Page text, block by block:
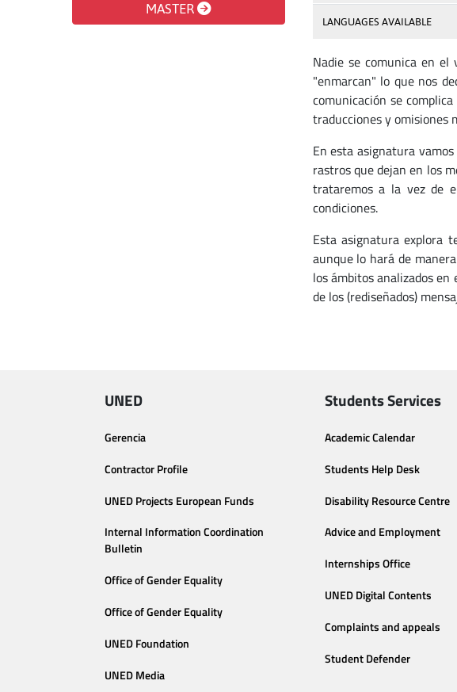
MASTER
LANGUAGES AVAILABLE
Nadie se comunica en el
"enmarcan" lo que nos
comunicación se
traducciones y omisiones
En esta asignatura
rastros que dejan en los
trataremos a la vez de
condiciones.
Esta asignatura explora
aunque lo hará de
los ámbitos analizados
de los (rediseñados)
UNED
Gerencia
Contractor Profile
UNED Projects European Funds
Internal Information Coordination
Bulletin
Office of Gender Equality
Office of Gender Equality
UNED Foundation
UNED Media
Students Services
Academic Calendar
Students Help Desk
Disability Resource Centre
Advice and Employment
Internships Office
UNED Digital Contents
Complaints and appeals
Student Defender